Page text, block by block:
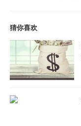
猜你喜欢